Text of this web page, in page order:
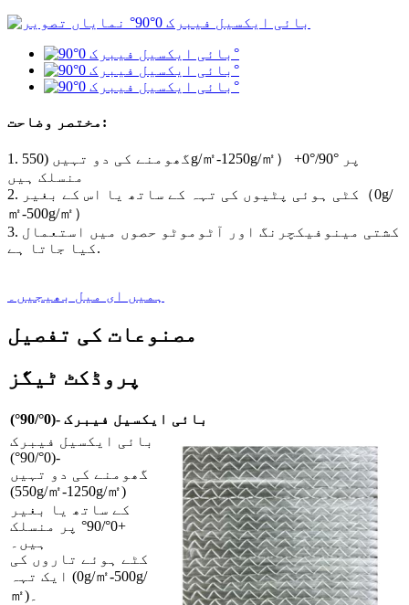
مختصر وضاحت:
1. گھومنے کی دو تہیں (550g/㎡-1250g/㎡） +0°/90° پر
منسلک ہیں
2. کٹی ہوئی پٹیوں کی تہہ کے ساتھ یا اس کے بغیر（0g/
㎡-500g/㎡）
3. کشتی مینوفیکچرنگ اور آٹوموٹو حصوں میں استعمال
کیا جاتا ہے.
ہمیں ای میل بھیجیں۔
مصنوعات کی تفصیل
پروڈکٹ ٹیگز
بائی ایکسیل فیبرک -(0°/90°)
بائی ایکسیل فیبرک
-(0°/90°)
گھومنے کی دو تہیں
(550g/㎡-1250g/㎡)
کے ساتھ یا بغیر
+0°/90° پر منسلک
ہیں۔
کٹے ہوئے تاروں کی
ایک تہہ (0g/㎡-500g/